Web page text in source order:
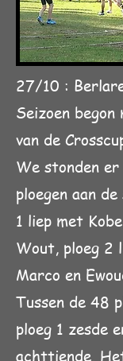
27/10 :
Seizoen begon
van de
We stonden
ploegen aan
1 liep met
Wout, ploeg 2
Marco en
Tussen de 48
ploeg 1 zesde
achttiende.